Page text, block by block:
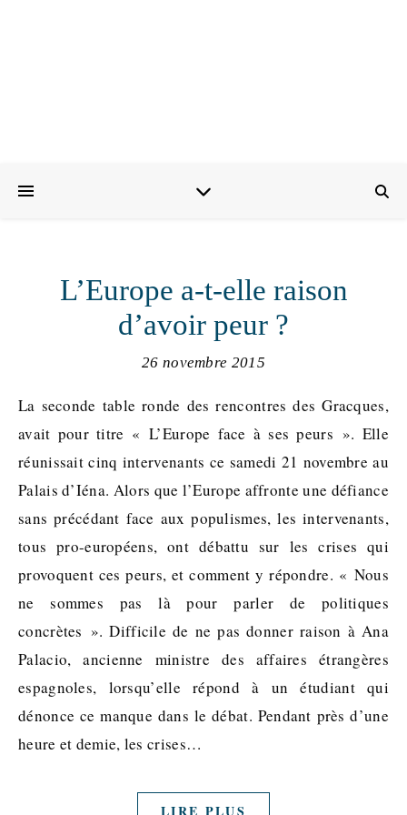
L’Europe a-t-elle raison
d’avoir peur ?
26 novembre 2015
La seconde table ronde des rencontres des Gracques,
avait pour titre « L’Europe face à ses peurs ». Elle
réunissait cinq intervenants ce samedi 21 novembre au
Palais d’Iéna. Alors que l’Europe affronte une défiance
sans précédant face aux populismes, les intervenants,
tous pro-européens, ont débattu sur les crises qui
provoquent ces peurs, et comment y répondre. « Nous
ne sommes pas là pour parler de politiques
concrètes ». Difficile de ne pas donner raison à Ana
Palacio, ancienne ministre des affaires étrangères
espagnoles, lorsqu’elle répond à un étudiant qui
dénonce ce manque dans le débat. Pendant près d’une
heure et demie, les crises…
LIRE PLUS